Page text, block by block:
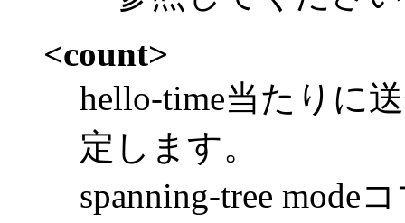
<count>
hello-time当たりに
定します。
spanning-tree mode